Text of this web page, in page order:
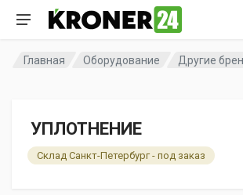
Главная Оборудование Другие
УПЛОТНЕНИЕ
Склад Санкт-Петербург - под заказ